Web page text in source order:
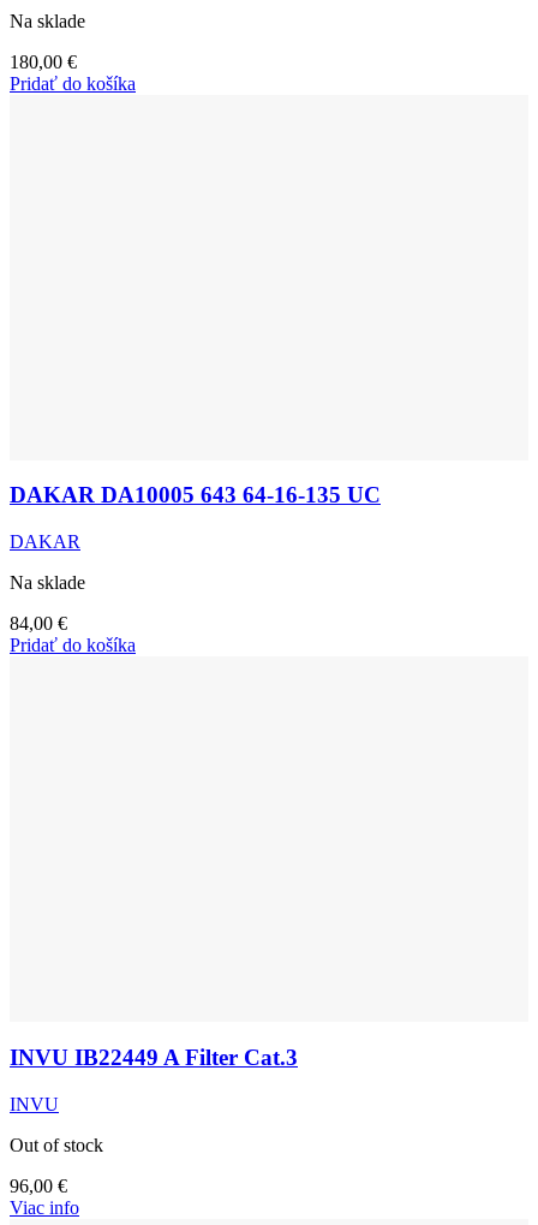
Na sklade
180,00 €
Pridať do košíka
DAKAR DA10005 643 64-16-135 UC
DAKAR
Na sklade
84,00 €
Pridať do košíka
INVU IB22449 A Filter Cat.3
INVU
Out of stock
96,00 €
Viac info